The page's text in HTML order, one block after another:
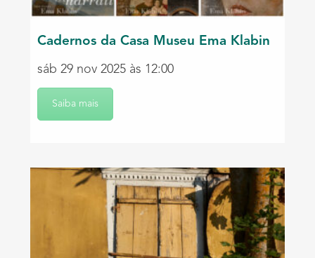
Cadernos da Casa Museu Ema Klabin
sáb 29 nov 2025 às 12:00
Saiba mais